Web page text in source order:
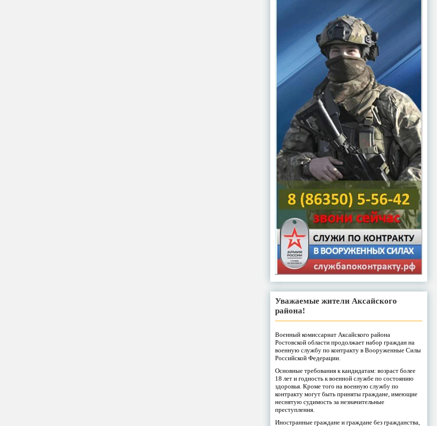
Уважаемые жители Аксайского
района!
Военный комиссариат Аксайского района
Ростовской области продолжает набор граждан на
военную службу по контракту в Вооруженные Силы
Российской Федерации.
Основные требования к кандидатам: возраст более
18 лет и годность к военной службе по состоянию
здоровья. Кроме того на военную службу по
контракту могут быть приняты граждане, имеющие
неснятую судимость за незначительные
преступления.
Иностранные граждане и граждане без гражданства,